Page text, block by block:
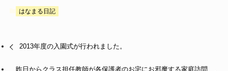
はなまる日記
2013年度の入園式が行われました。
昨日からクラス担任教師が各保護者のお宅にお邪魔する家庭訪問